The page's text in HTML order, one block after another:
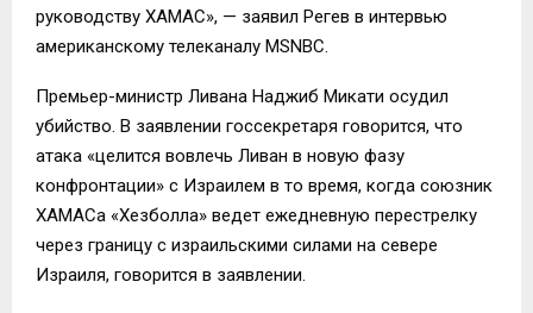
руководству ХАМАС», — заявил Регев в интервью
американскому телеканалу MSNBC.
Премьер-министр Ливана Наджиб Микати осудил
убийство. В заявлении госсекретаря говорится, что
атака «целится вовлечь Ливан в новую фазу
конфронтации» с Израилем в то время, когда союзник
ХАМАСа «Хезболла» ведет ежедневную перестрелку
через границу с израильскими силами на севере
Израиля, говорится в заявлении.